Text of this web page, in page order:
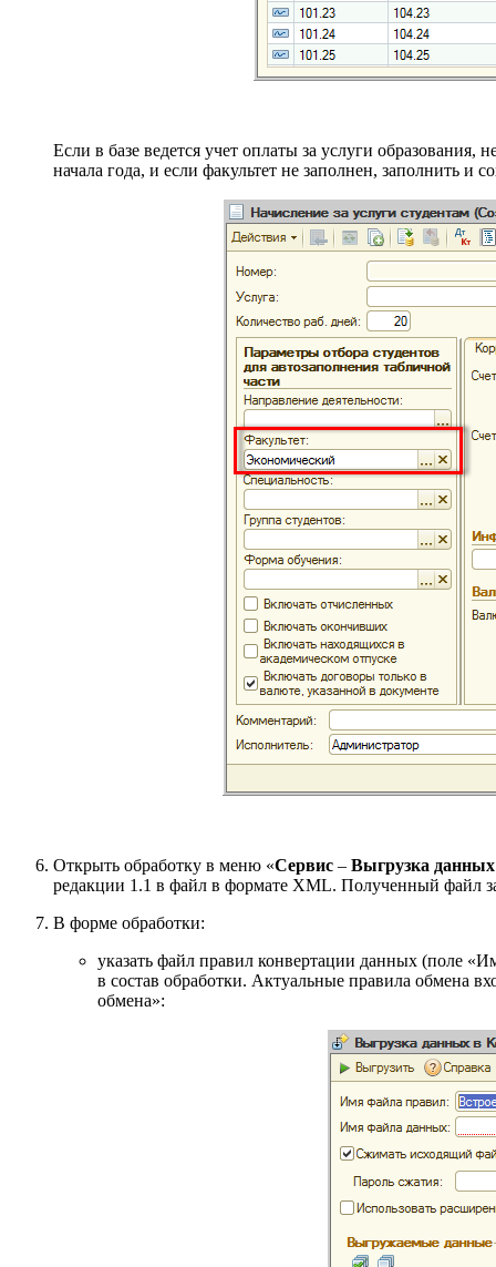
Если в базе ведется учет оплаты за услуги образования,
начала года, и если факультет не заполнен, заполнить и
Открыть обработку в меню «Сервис – Выгрузка
редакции 1.1 в файл в формате XML. Полученный файл
В форме обработки:
указать файл правил конвертации данных (поле
в состав обработки. Актуальные правила обмена
обмена»: